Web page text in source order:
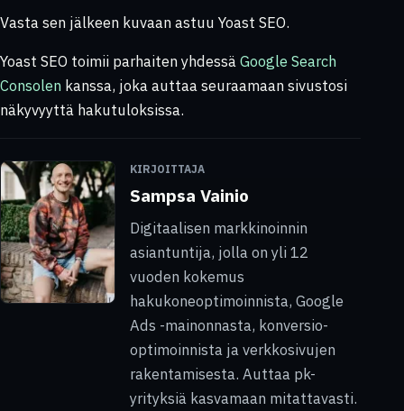
Vasta sen jälkeen kuvaan astuu Yoast SEO.
Yoast SEO toimii parhaiten yhdessäGoogle Search
Consolen kanssa, joka auttaa seuraamaan sivustosi
näkyvyyttä hakutuloksissa.
KIRJOITTAJA
Sampsa Vainio
Digitaalisen markkinoinnin
asiantuntija, jolla on yli 12
vuoden kokemus
hakukoneoptimoinnista, Google
Ads -mainonnasta, konversio-
optimoinnista ja verkkosivujen
rakentamisesta. Auttaa pk-
yrityksiä kasvamaan mitattavasti.